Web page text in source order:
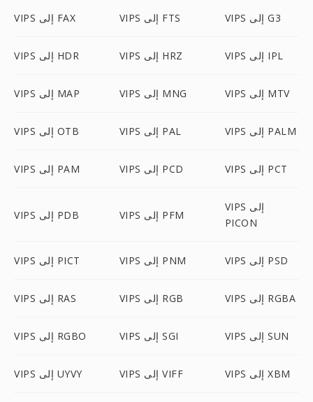
VIPS إلى FAX VIPS إلى FTS VIPS إلى G3
VIPS إلى HDR VIPS إلى HRZ VIPS إلى IPL
VIPS إلى MAP VIPS إلى MNG VIPS إلى MTV
VIPS إلى OTB VIPS إلى PAL VIPS إلى PALM
VIPS إلى PAM VIPS إلى PCD VIPS إلى PCT
VIPS إلى PDB VIPS إلى PFM
VIPS إلى
PICON
VIPS إلى PICT VIPS إلى PNM VIPS إلى PSD
VIPS إلى RAS VIPS إلى RGB VIPS إلى RGBA
VIPS إلى RGBO VIPS إلى SGI VIPS إلى SUN
VIPS إلى UYVY VIPS إلى VIFF VIPS إلى XBM